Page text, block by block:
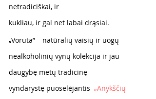
netradiciškai, ir
kukliau, ir gal net labai drąsiai.
„Voruta” – natūralių vaisių ir uogų
nealkoholinių vynų kolekcija ir jau
daugybę metų tradicinę
vyndarystę puoselėjantis „Anykščių